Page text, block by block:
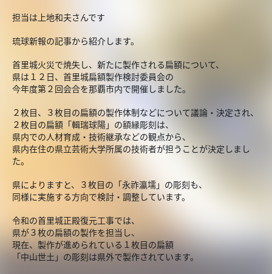
担当は上地和夫さんです
琉球新報の記事から紹介します。
首里城火災で焼失し、新たに製作される扁額について、
県は１２日、首里城扁額製作検討委員会の
今年度第２回会合を那覇市内で開催しました。
２枚目、３枚目の扁額の製作体制などについて議論・決定され、
２枚目の扁額「輯瑞球陽」の額縁彫刻は、
県内での人材育成・技術継承などの観点から、
県内在住の県立芸術大学所属の技術者が担うことが決定しまし
た。
県によりますと、３枚目の「永祚瀛壖」の彫刻も、
同様に実施する方向で検討・調整しています。
令和の首里城正殿復元工事では、
県が３枚の扁額の製作を担当し、
現在、製作が進められている１枚目の扁額
「中山世土」の彫刻は県外で製作されています。